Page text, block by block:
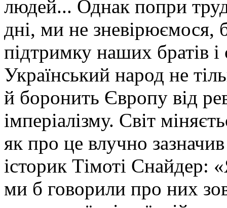
людей... Однак попри
дні, ми не зневірюємося,
підтримку наших братів і
Український народ не
й боронить Європу від
імперіалізму. Світ
як про це влучно
історик Тімоті Снайдер:
ми б говорили про них